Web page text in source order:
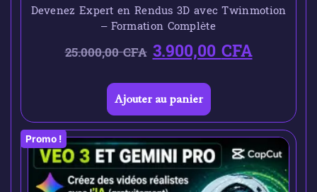
Devenez Expert en Rendus 3D avec Twinmotion
– Formation Complète
25.000,00CFA 3.900,00CFA
Ajouter au panier
Promo !